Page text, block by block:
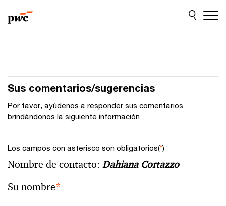
to
content
to
footer
Sus comentarios/sugerencias
Por favor, ayúdenos a responder sus comentarios
brindándonos la siguiente información
Los campos con asterisco son obligatorios(*)
Nombre de contacto: Dahiana Cortazzo
Su nombre*